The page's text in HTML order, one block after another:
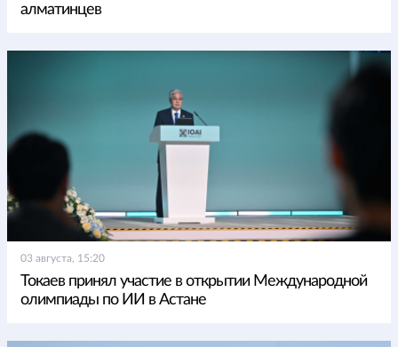
алматинцев
03 августа, 15:20
Токаев принял участие в открытии Международной
олимпиады по ИИ в Астане